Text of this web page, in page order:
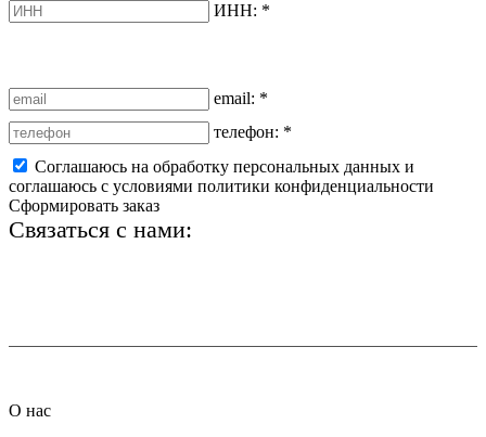
ИНН: *
email: *
телефон: *
Соглашаюсь на обработку персональных данных и
соглашаюсь с условиями политики конфиденциальности
Сформировать заказ
Связаться с нами:
О нас